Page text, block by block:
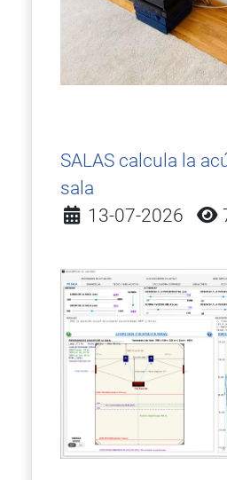
SALAS calcula la
sala
Detalles
13-07-2026